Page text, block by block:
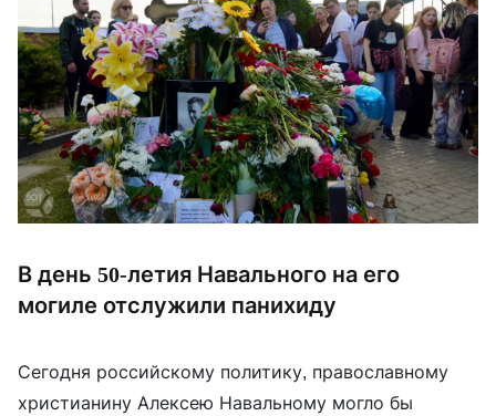
В день 50-летия Навального на его
могиле отслужили панихиду
Сегодня российскому политику, православному
христианину Алексею Навальному могло бы